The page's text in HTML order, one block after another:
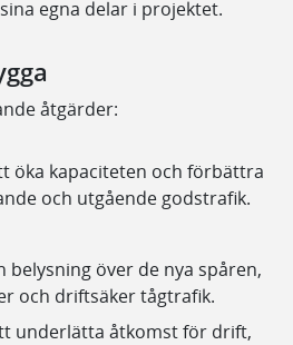
egna delar i projektet.
åtgärder:
öka kapaciteten och förbättra
och utgående godstrafik.
belysning över de nya spåren,
och driftsäker tågtrafik.
underlätta åtkomst för drift,